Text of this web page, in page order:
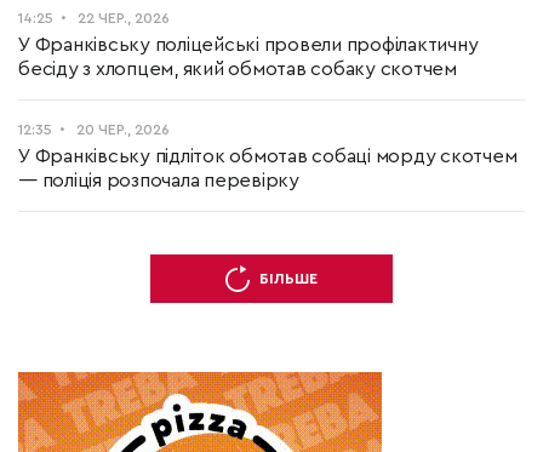
14:25 22 ЧЕР., 2026
У Франківську поліцейські провели профілактичну
бесіду з хлопцем, який обмотав собаку скотчем
12:35 20 ЧЕР., 2026
У Франківську підліток обмотав собаці морду скотчем
— поліція розпочала перевірку
БІЛЬШЕ